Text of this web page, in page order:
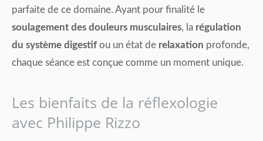
parfaite de ce domaine. Ayant pour finalité le
soulagement des douleurs musculaires, la régulation
du système digestif ou un état de relaxation profonde,
chaque séance est conçue comme un moment unique.
Les bienfaits de la réflexologie
avec Philippe Rizzo